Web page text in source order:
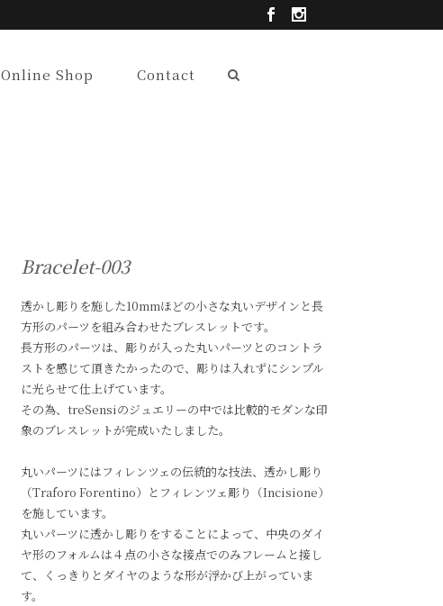
Online Shop Contact
Bracelet-003
透かし彫りを施した10mmほどの小さな丸いデザインと長
方形のパーツを組み合わせたブレスレットです。
長方形のパーツは、彫りが入った丸いパーツとのコントラ
ストを感じて頂きたかったので、彫りは入れずにシンプル
に光らせて仕上げています。
その為、treSensiのジュエリーの中では比較的モダンな印
象のブレスレットが完成いたしました。
丸いパーツにはフィレンツェの伝統的な技法、透かし彫り
（Traforo Forentino）とフィレンツェ彫り（Incisione）
を施しています。
丸いパーツに透かし彫りをすることによって、中央のダイ
ヤ形のフォルムは４点の小さな接点でのみフレームと接し
て、くっきりとダイヤのような形が浮かび上がっていま
す。